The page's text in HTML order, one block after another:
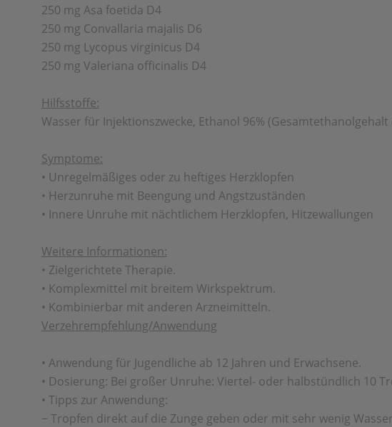
250 mg Asa foetida D4
250 mg Convallaria majalis D6
250 mg Lycopus virginicus D4
250 mg Valeriana officinalis D4
Hilfsstoffe:
Wasser für Injektionszwecke, Ethanol 96% (Gesamtethanolgehalt
Symptome:
• Unregelmäßiges oder zu heftiges Herzklopfen
• Herzunruhe mit Beengung und Angstzuständen
• Innere Unruhe mit nächtlichem Herzklopfen, Hitzewallungen
Weitere Informationen:
• Zielgerichtete Therapie.
• Komplexmittel mit breitem Wirkspektrum.
• Kombinierbar mit anderen Arzneimitteln.
Verzehrempfehlung/Anwendung
• Anwendung für Jugendliche ab 12 Jahren und Erwachsene.
• Dosierung: Bei großer Unruhe: Viertel- oder halbstündlich 10
• Tipps zur Anwendung:
− Tropfen direkt auf die Zunge geben oder mit sehr wenig